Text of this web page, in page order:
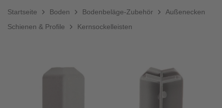
Startseite Boden
Bodenbeläge-Zubehör
Schienen & Profile
Außenecken
Kernsockelleisten